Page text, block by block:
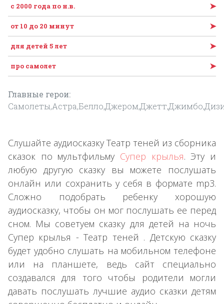
c 2000 года по н.в. ➤
от 10 до 20 минут ➤
для детей 5 лет ➤
про самолет ➤
Главные герои:
Слушайте аудиосказку Театр теней из сборника
сказок по мультфильму Супер крылья. Эту и
любую другую сказку вы можете послушать
онлайн или сохранить у себя в формате mp3.
Сложно подобрать ребенку хорошую
аудиосказку, чтобы он мог послушать ее перед
сном. Мы советуем сказку для детей на ночь
Супер крылья - Театр теней . Детскую сказку
будет удобно слушать на мобильном телефоне
или на планшете, ведь сайт специально
создавался для того чтобы родители могли
давать послушать лучшие аудио сказки детям